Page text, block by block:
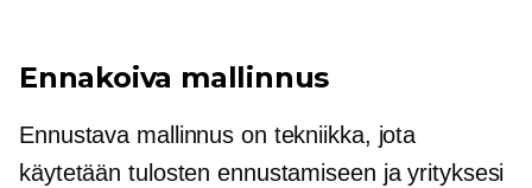
Ennakoiva mallinnus
Ennustava mallinnus on tekniikka, jota
käytetään tulosten ennustamiseen ja yrityksesi